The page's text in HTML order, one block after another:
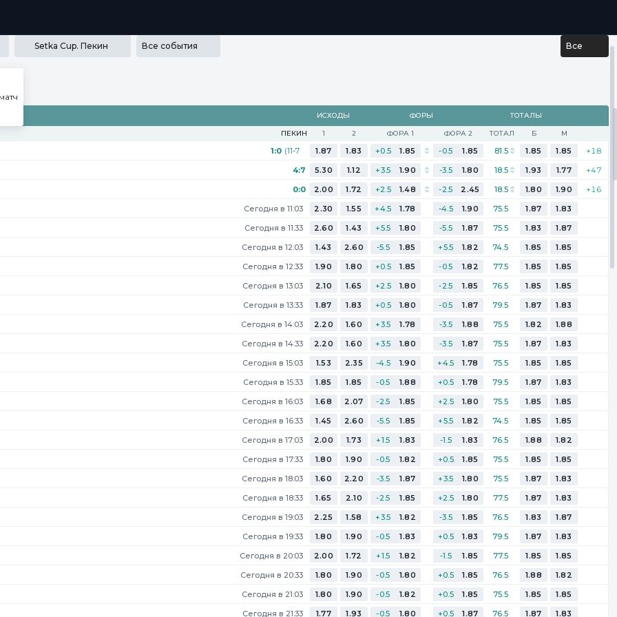
ЛОЯЛЬНОСТИ
Setka Cup. Пекин Все события Все
ИСХОДЫ ФОРЫ
ТОТАЛЫ
ПЕКИН
1 2 ФОРА 1 ФОРА 2 ТОТАЛ Б М
1:0 (11-7
1.87 1.83 +0.5 1.85 -0.5 1.85 81.5 1.85 1.85
+18
4:7 5.30 1.12 +3.5 1.90 -3.5 1.80 18.5 1.93 1.77
+47
0:0 2.00 1.72 +2.5 1.48 -2.5 2.45 18.5 1.80 1.90
+16
Сегодня в 11:03 2.30 1.55 +4.5 1.78 -4.5 1.90 75.5 1.87
1.83
Сегодня в 11:33 2.60 1.43 +5.5 1.80 -5.5 1.87 75.5 1.83
1.87
Сегодня в 12:03 1.43 2.60 -5.5 1.85 +5.5 1.82 74.5 1.85
1.85
Сегодня в 12:33 1.90 1.80 +0.5 1.85 -0.5 1.82 77.5 1.85
1.85
Сегодня в 13:03 2.10 1.65 +2.5 1.80 -2.5 1.85 76.5 1.85
1.85
Сегодня в 13:33 1.87 1.83 +0.5 1.80 -0.5 1.87 79.5 1.87
1.83
Сегодня в 14:03 2.20 1.60 +3.5 1.78 -3.5 1.88 75.5 1.82
1.88
Сегодня в 14:33 2.20 1.60 +3.5 1.80 -3.5 1.87 75.5 1.87
1.83
Сегодня в 15:03 1.53 2.35 -4.5 1.90 +4.5 1.78 75.5 1.85
1.85
Сегодня в 15:33 1.85 1.85 -0.5 1.88 +0.5 1.78 79.5 1.87
1.83
Сегодня в 16:03 1.68 2.07 -2.5 1.85 +2.5 1.80 75.5 1.85
1.85
Сегодня в 16:33 1.45 2.60 -5.5 1.85 +5.5 1.82 74.5 1.85
1.85
Сегодня в 17:03 2.00 1.73 +1.5 1.83 -1.5 1.83 76.5 1.88
1.82
Сегодня в 17:33 1.80 1.90 -0.5 1.82 +0.5 1.85 75.5 1.85
1.85
Сегодня в 18:03 1.60 2.20 -3.5 1.87 +3.5 1.80 75.5 1.87
1.83
Сегодня в 18:33 1.65 2.10 -2.5 1.85 +2.5 1.80 77.5 1.87
1.83
Сегодня в 19:03 2.25 1.58 +3.5 1.82 -3.5 1.85 76.5 1.83
1.87
Сегодня в 19:33 1.80 1.90 -0.5 1.83 +0.5 1.83 79.5 1.87
1.83
Сегодня в 20:03 2.00 1.72 +1.5 1.82 -1.5 1.85 77.5 1.85
1.85
Сегодня в 20:33 1.80 1.90 -0.5 1.80 +0.5 1.85 76.5 1.88
1.82
Сегодня в 21:03 1.80 1.90 -0.5 1.82 +0.5 1.85 75.5 1.85
1.85
Сегодня в 21:33 1.77 1.93 -0.5 1.80 +0.5 1.87 76.5 1.87 1.83